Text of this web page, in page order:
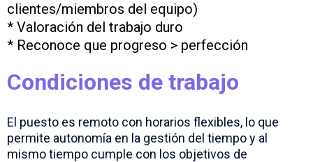
clientes/miembros del equipo)
* Valoración del trabajo duro
* Reconoce que progreso > perfección
Condiciones de trabajo
El puesto es remoto con horarios flexibles, lo que
permite autonomía en la gestión del tiempo y al
mismo tiempo cumple con los objetivos de